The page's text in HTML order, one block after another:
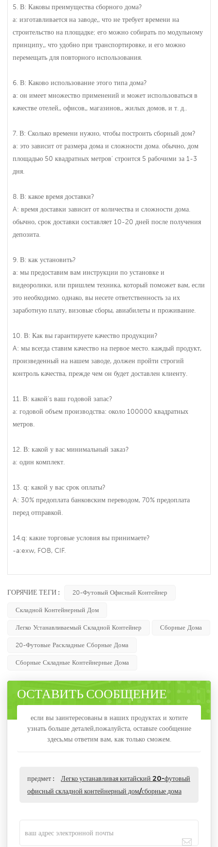
5. В: Каковы преимущества сборного дома?
а: изготавливается на заводе,, что не требует времени на
строительство на площадке; его можно собирать по модульному
принципу,, что удобно при транспортировке, и его можно
перемещать для повторного использования.
6. В: Каково использование этого типа дома?
a: он имеет множество применений и может использоваться в
качестве отелей,, офисов,, магазинов,, жилых домов, и т. д..
7. В: Сколько времени нужно, чтобы построить сборный дом?
a: это зависит от размера дома и сложности дома. обычно, дом
площадью 50 квадратных метров' строится 5 рабочими за 1-3
дня.
8. В: какое время доставки?
A: время доставки зависит от количества и сложности дома.
обычно, срок доставки составляет 10-20 дней после получения
депозита.
9. В: как установить?
a: мы предоставим вам инструкции по установке и
видеоролики, или пришлем техника, который поможет вам, если
это необходимо. однако, вы несете ответственность за их
заработную плату, визовые сборы, авиабилеты и проживание.
10. В: Как вы гарантируете качество продукции?
A: мы всегда ставим качество на первое место. каждый продукт,
произведенный на нашем заводе, должен пройти строгий
контроль качества, прежде чем он будет доставлен клиенту.
11. В: какой's ваш годовой запас?
а: годовой объем производства: около 100000 квадратных
метров.
12. В: какой у вас минимальный заказ?
а: один комплект.
13. q: какой у вас срок оплаты?
A: 30% предоплата банковским переводом, 70% предоплата
перед отправкой.
14.q: какие торговые условия вы принимаете?
-a:exw, FOB, CIF.
ГОРЯЧИЕ ТЕГИ : 20-Футовый Офисный Контейнер
Складной Контейнерный Дом
Легко Устанавливаемый Складной Контейнер Сборные Дома
20-Футовые Раскладные Сборные Дома
Сборные Складные Контейнерные Дома
ОСТАВИТЬ СООБЩЕНИЕ
если вы заинтересованы в наших продуктах и хотите
узнать больше деталей,пожалуйста, оставьте сообщение
здесь,мы ответим вам, как только сможем.
предмет :
Легко устанавливая китайский 20-футовый
офисный складной контейнерный дом/сборные дома